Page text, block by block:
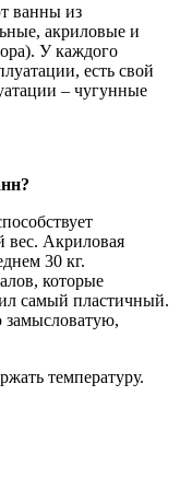
ванны из
акриловые и
У каждого
есть свой
– чугунные
Акриловая
30 кг.
которые
самый пластичный.
температуру.